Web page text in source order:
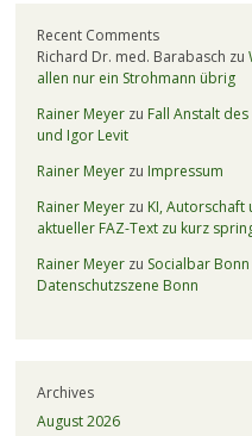
Recent Comments
Richard Dr. med. Barabasch zu
allen nur ein Strohmann übrig
Rainer Meyerzu Fall Anstalt
und Igor Levit
Rainer Meyerzu Impressum
Rainer Meyerzu KI, Autorschaft
aktueller FAZ-Text zu kurz
Rainer Meyerzu Socialbar
Datenschutzszene Bonn
Archives
August 2026